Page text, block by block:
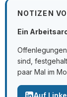
NOTIZEN
Ein
sind,
paar Mal im
Auf